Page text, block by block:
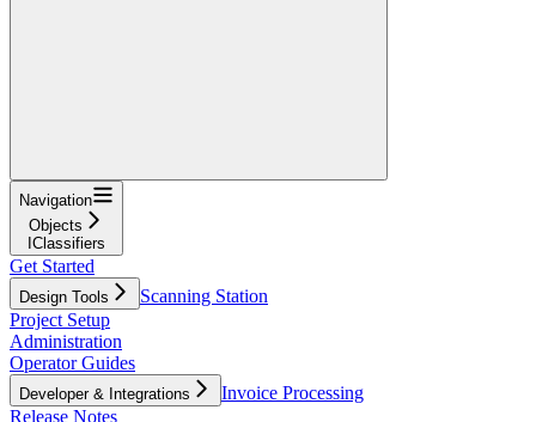
Navigation
Objects
IClassifiers
Get Started
Design Tools
Scanning Station
Project Setup
Administration
Operator Guides
Developer & Integrations
Invoice Processing
Release Notes